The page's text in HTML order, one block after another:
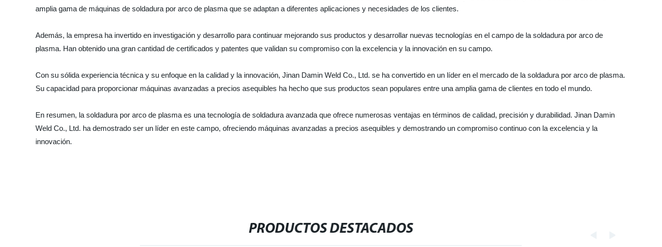
amplia gama de máquinas de soldadura por arco de plasma que se adaptan a diferentes aplicaciones y necesidades de los clientes.
Además, la empresa ha invertido en investigación y desarrollo para continuar mejorando sus productos y desarrollar nuevas tecnologías en el campo de la soldadura por arco de
plasma. Han obtenido una gran cantidad de certificados y patentes que validan su compromiso con la excelencia y la innovación en su campo.
Con su sólida experiencia técnica y su enfoque en la calidad y la innovación, Jinan Damin Weld Co., Ltd. se ha convertido en un líder en el mercado de la soldadura por arco de plasma.
Su capacidad para proporcionar máquinas avanzadas a precios asequibles ha hecho que sus productos sean populares entre una amplia gama de clientes en todo el mundo.
En resumen, la soldadura por arco de plasma es una tecnología de soldadura avanzada que ofrece numerosas ventajas en términos de calidad, precisión y durabilidad. Jinan Damin
Weld Co., Ltd. ha demostrado ser un líder en este campo, ofreciendo máquinas avanzadas a precios asequibles y demostrando un compromiso continuo con la excelencia y la
innovación.
PRODUCTOS DESTACADOS